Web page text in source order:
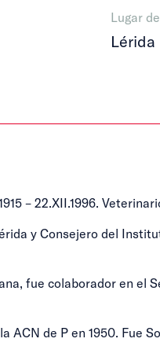
Lugar
Lérida
– 22.XII.1996.
y Consejero del
fue colaborador en el
ACN de P en 1950. Fue